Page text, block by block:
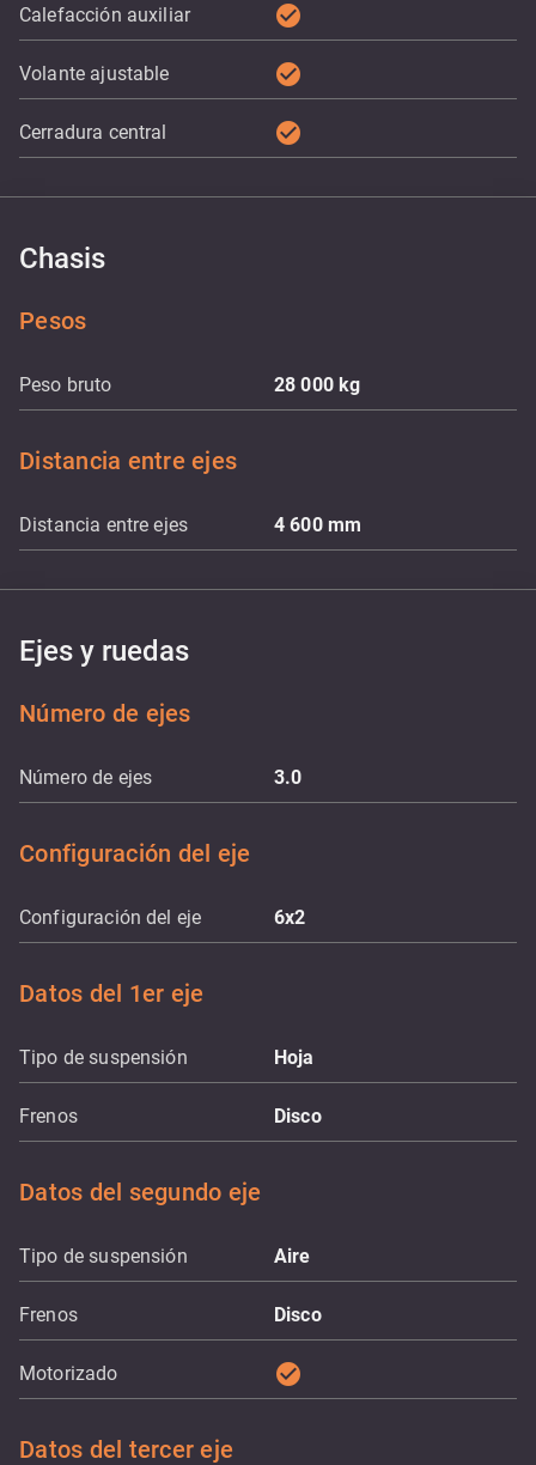
Calefacción auxiliar check_circle
Volante ajustable check_circle
Cerradura central check_circle
Chasis
Pesos
Peso bruto 28 000kg
Distancia entre ejes
Distancia entre ejes 4 600 mm
Ejes y ruedas
Número de ejes
Número de ejes 3.0
Configuración del eje
Configuración del eje 6x2
Datos del 1er eje
Tipo de suspensión Hoja
Frenos Disco
Datos del segundo eje
Tipo de suspensión Aire
Frenos Disco
Motorizado check_circle
Datos del tercer eje